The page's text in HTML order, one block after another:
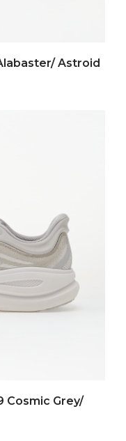
Astroid
Cosmic Grey/